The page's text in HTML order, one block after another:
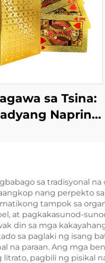
sa Tsina:
Naprint
sa tradisyonal
nang perpekto
tampok sa
at pagkakasunod-
din sa mga
sa paglaki ng isang
na paraan. Ang mga
pagbili ng pisikal